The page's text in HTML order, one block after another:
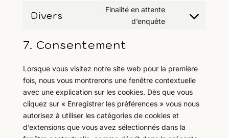
recaptcha
service
Divers
Finalité en attente
d’enquête
Consent
7. Consentement
Lorsque vous visitez notre site web pour la première
fois, nous vous montrerons une fenêtre contextuelle
avec une explication sur les cookies. Dès que vous
cliquez sur « Enregistrer les préférences » vous nous
autorisez à utiliser les catégories de cookies et
d’extensions que vous avez sélectionnés dans la